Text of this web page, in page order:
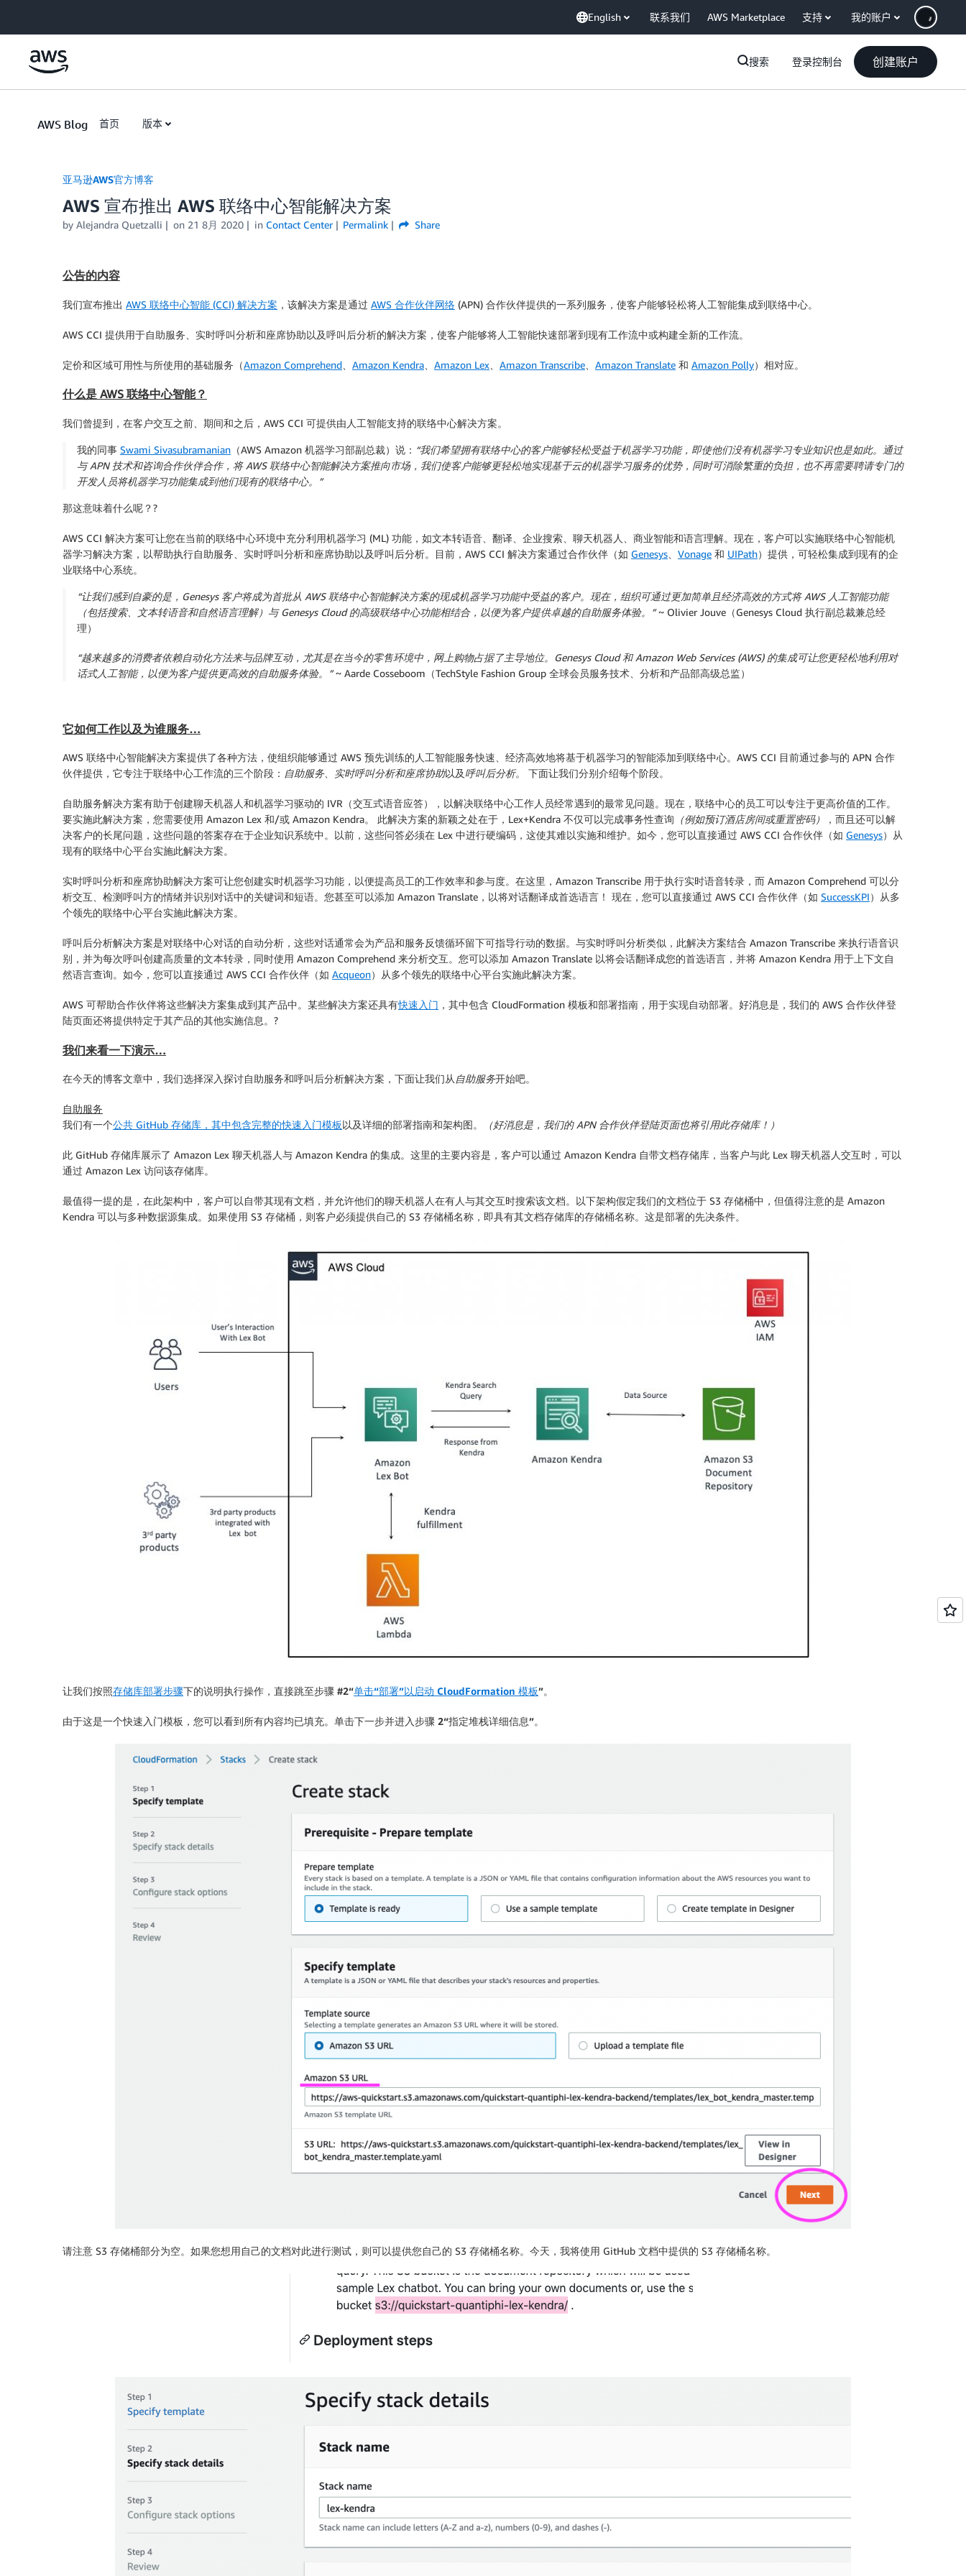
English 联系我们 AWS Marketplace 支持 我的账户
搜索 登录控制台 创建账户
AWS Blog 首页 版本
亚马逊AWS官方博客
AWS 宣布推出 AWS 联络中心智能解决方案
by Alejandra Quetzalli on 21 8月 2020 in Contact Center Permalink Share
公告的内容
我们宣布推出 AWS 联络中心智能 (CCI) 解决方案 ，该解决方案是通过 AWS 合作伙伴网络 (APN) 合作伙伴提供的一系列服务，使客户能够轻松将人工智能集成到联络中心。
AWS CCI 提供用于自助服务、实时呼叫分析和座席协助以及呼叫后分析的解决方案，使客户能够将人工智能快速部署到现有工作流中或构建全新的工作流。
定价和区域可用性与所使用的基础服务（Amazon Comprehend Amazon Kendra Amazon Lex Amazon Transcribe Amazon Translate 和 Amazon Polly）相对应。
什么是 AWS 联络中心智能？
我们曾提到，在客户交互之前、期间和之后，AWS CCI 可提供由人工智能支持的联络中心解决方案。
我的同事 Swami Sivasubramanian （AWS Amazon 机器学习部副总裁）说： “我们希望拥有联络中心的客户能够轻松受益于机器学习功能，即使他们没有机器学习专业知识也是如此。通过
与 APN 技术和咨询合作伙伴合作，将 AWS 联络中心智能解决方案推向市场，我们使客户能够更轻松地实现基于云的机器学习服务的优势，同时可消除繁重的负担，也不再需要聘请专门的
开发人员将机器学习功能集成到他们现有的联络中心。
”
那这意味着什么呢？?
AWS CCI 解决方案可让您在当前的联络中心环境中充分利用机器学习 (ML) 功能，如文本转语音、翻译、企业搜索、聊天机器人、商业智能和语言理解。现在，客户可以实施联络中心智能机
器学习解决方案，以帮助执行自助服务、实时呼叫分析和座席协助以及呼叫后分析。目前，AWS CCI 解决方案通过合作伙伴（如 Genesys Vonage 和 UIPath）提供，可轻松集成到现有的企
业联络中心系统。
“让我们感到自豪的是，Genesys 客户将成为首批从 AWS 联络中心智能解决方案的现成机器学习功能中受益的客户。现在，组织可通过更加简单且经济高效的方式将 AWS 人工智能功能
（包括搜索、文本转语音和自然语言理解）与 Genesys Cloud 的高级联络中心功能相结合，以便为客户提供卓越的自助服务体验。”~ Olivier Jouve（Genesys Cloud 执行副总裁兼总经
理）
“越来越多的消费者依赖自动化方法来与品牌互动，尤其是在当今的零售环境中，网上购物占据了主导地位。Genesys Cloud 和 Amazon Web Services (AWS) 的集成可让您更轻松地利用对
话式人工智能，以便为客户提供更高效的自助服务体验。”~ Aarde Cosseboom（TechStyle Fashion Group 全球会员服务技术、分析和产品部高级总监）
它如何工作以及为谁服务…
AWS 联络中心智能解决方案提供了各种方法，使组织能够通过 AWS 预先训练的人工智能服务快速、经济高效地将基于机器学习的智能添加到联络中心。AWS CCI 目前通过参与的 APN 合作
伙伴提供，它专注于联络中心工作流的三个阶段： 自助服务、 实时呼叫分析和座席协助以及呼叫后分析。 下面让我们分别介绍每个阶段。
自助服务解决方案有助于创建聊天机器人和机器学习驱动的 IVR（交互式语音应答），以解决联络中心工作人员经常遇到的最常见问题。现在，联络中心的员工可以专注于更高价值的工作。
要实施此解决方案，您需要使用 Amazon Lex 和/或 Amazon Kendra。 此解决方案的新颖之处在于，Lex+Kendra 不仅可以完成事务性查询 （例如预订酒店房间或重置密码）
，而且还可以解
决客户的长尾问题，这些问题的答案存在于企业知识系统中。以前，这些问答必须在 Lex 中进行硬编码，这使其难以实施和维护。如今，您可以直接通过 AWS CCI 合作伙伴（如 Genesys）从
现有的联络中心平台实施此解决方案。
实时呼叫分析和座席协助解决方案可让您创建实时机器学习功能，以便提高员工的工作效率和参与度。在这里，Amazon Transcribe 用于执行实时语音转录，而 Amazon Comprehend 可以分
析交互、检测呼叫方的情绪并识别对话中的关键词和短语。您甚至可以添加 Amazon Translate，以将对话翻译成首选语言！ 现在，您可以直接通过 AWS CCI 合作伙伴（如 SuccessKPI）从多
个领先的联络中心平台实施此解决方案。
呼叫后分析解决方案是对联络中心对话的自动分析，这些对话通常会为产品和服务反馈循环留下可指导行动的数据。与实时呼叫分析类似，此解决方案结合 Amazon Transcribe 来执行语音识
别，并为每次呼叫创建高质量的文本转录，同时使用 Amazon Comprehend 来分析交互。您可以添加 Amazon Translate 以将会话翻译成您的首选语言，并将 Amazon Kendra 用于上下文自
然语言查询。如今，您可以直接通过 AWS CCI 合作伙伴（如 Acqueon）从多个领先的联络中心平台实施此解决方案。
AWS 可帮助合作伙伴将这些解决方案集成到其产品中。某些解决方案还具有快速入门 ，其中包含 CloudFormation 模板和部署指南，用于实现自动部署。好消息是，我们的 AWS 合作伙伴登
陆页面还将提供特定于其产品的其他实施信息。?
我们来看一下演示…
在今天的博客文章中，我们选择深入探讨自助服务和呼叫后分析解决方案，下面让我们从 自助服务开始吧。
自助服务
我们有一个公共 GitHub 存储库，其中包含完整的快速入门模板以及详细的部署指南和架构图。 （好消息是，我们的 APN 合作伙伴登陆页面也将引用此存储库！）
此 GitHub 存储库展示了 Amazon Lex 聊天机器人与 Amazon Kendra 的集成。这里的主要内容是，客户可以通过 Amazon Kendra 自带文档存储库，当客户与此 Lex 聊天机器人交互时，可以
通过 Amazon Lex 访问该存储库。
最值得一提的是，在此架构中，客户可以自带其现有文档，并允许他们的聊天机器人在有人与其交互时搜索该文档。以下架构假定我们的文档位于 S3 存储桶中，但值得注意的是 Amazon
Kendra 可以与多种数据源集成。如果使用 S3 存储桶，则客户必须提供自己的 S3 存储桶名称，即具有其文档存储库的存储桶名称。这是部署的先决条件。
让我们按照存储库部署步骤下的说明执行操作，直接跳至步骤 #2“单击“部署”以启动 CloudFormation 模板”。
由于这是一个快速入门模板，您可以看到所有内容均已填充。单击下一步并进入步骤 2“指定堆栈详细信息”。
请注意 S3 存储桶部分为空。如果您想用自己的文档对此进行测试，则可以提供您自己的 S3 存储桶名称。今天，我将使用 GitHub 文档中提供的 S3 存储桶名称。